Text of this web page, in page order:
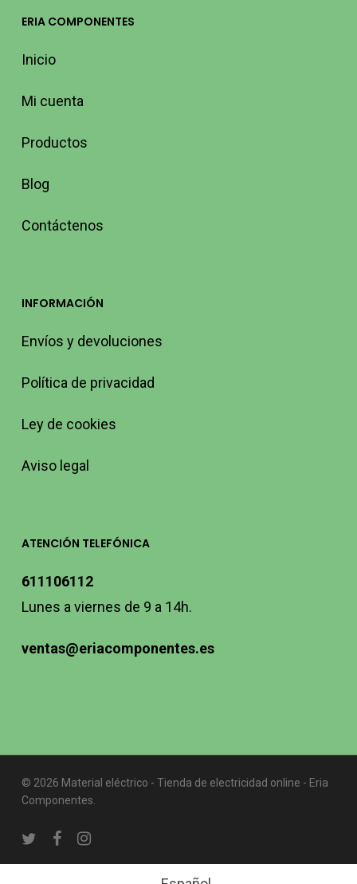
ERIA COMPONENTES
Inicio
Mi cuenta
Productos
Blog
Contáctenos
INFORMACIÓN
Envíos y devoluciones
Política de privacidad
Ley de cookies
Aviso legal
ATENCIÓN TELEFÓNICA
611106112
Lunes a viernes de 9 a 14h.
ventas@eriacomponentes.es
© 2026 Material eléctrico - Tienda de electricidad online - Eria
Componentes.
twitterfacebookinstagram